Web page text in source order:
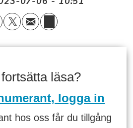
läsa?
logga in
hos oss får du tillgång